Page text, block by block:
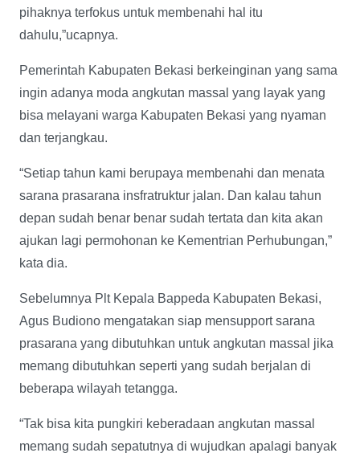
pihaknya terfokus untuk membenahi hal itu
dahulu,”ucapnya.
Pemerintah Kabupaten Bekasi berkeinginan yang sama
ingin adanya moda angkutan massal yang layak yang
bisa melayani warga Kabupaten Bekasi yang nyaman
dan terjangkau.
“Setiap tahun kami berupaya membenahi dan menata
sarana prasarana insfratruktur jalan. Dan kalau tahun
depan sudah benar benar sudah tertata dan kita akan
ajukan lagi permohonan ke Kementrian Perhubungan,”
kata dia.
Sebelumnya Plt Kepala Bappeda Kabupaten Bekasi,
Agus Budiono mengatakan siap mensupport sarana
prasarana yang dibutuhkan untuk angkutan massal jika
memang dibutuhkan seperti yang sudah berjalan di
beberapa wilayah tetangga.
“Tak bisa kita pungkiri keberadaan angkutan massal
memang sudah sepatutnya di wujudkan apalagi banyak